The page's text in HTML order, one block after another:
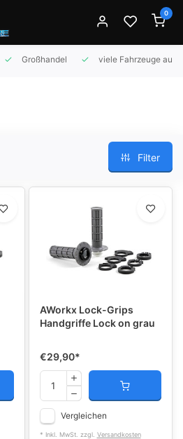
0
Großhandel viele Fahrzeuge auf
Filter
AWorkx Lock-Grips
Handgriffe Lock on grau
€29,90*
Vergleichen
* Inkl. MwSt. zzgl. Versandkosten